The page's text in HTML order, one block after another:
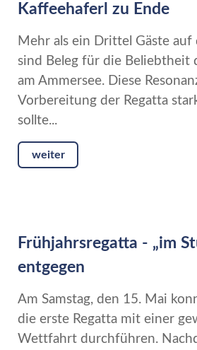
Kaffeehaferl zu Ende
Mehr als ein Drittel Gäste
sind Beleg für die Beliebtheit
am Ammersee. Diese
Vorbereitung der Regatta
sollte...
weiter
Frühjahrsregatta - „im
entgegen
Am Samstag, den 15. Mai
die erste Regatta mit einer
Wettfahrt durchführen.